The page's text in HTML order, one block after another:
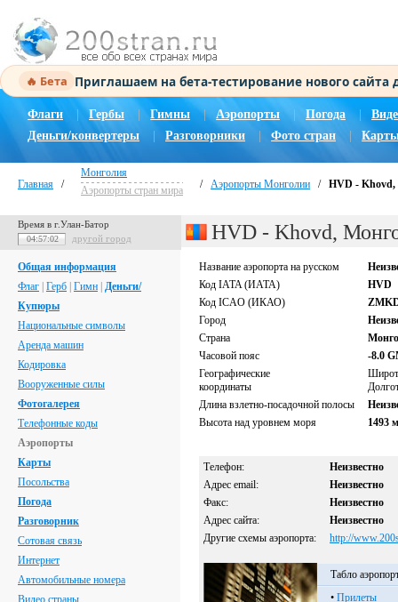
🔥 Бета Приглашаем на бета-тестирование нового
Флаги Гербы Гимны | Аэропорты Погода |
Деньги/конвертеры
Разговорники Фото стран
Главная /
Монголия
Аэропорты стран мира
/ Аэропорты Монголии / HVD - Khovd,
Время в г.Улан-Батор
04:57:03 другой город
Общая информация
Флаг Герб Гимн Деньги/
Купюры
Национальные символы
Аренда машин
Кодировка
Вооруженные силы
Фотогалерея
Телефонные коды
Аэропорты
Карты
Посольства
Погода
Разговорник
Сотовая связь
Интернет
Автомобильные номера
Видео страны
HVD - Khovd,
Название аэропорта на русском
Код IATA (ИАТА)
HVD
Код ICAO (ИКАО)
Город
Страна
Часовой пояс
-8.0
Географические
координаты
Длина взлетно-посадочной полосы
Высота над уровнем моря
1493
Телефон:
Неизвестно
Адрес email:
Неизвестно
Факс:
Неизвестно
Адрес сайта:
Неизвестно
Другие схемы аэропорта:
http://
Табло
• Прилеты